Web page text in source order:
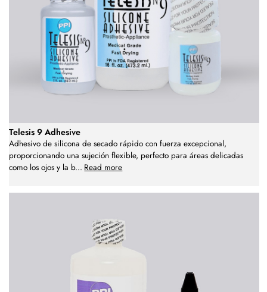
Telesis 9 Adhesive
Adhesivo de silicona de secado rápido con fuerza excepcional,
proporcionando una sujeción flexible, perfecto para áreas delicadas
como los ojos y la b... Read more